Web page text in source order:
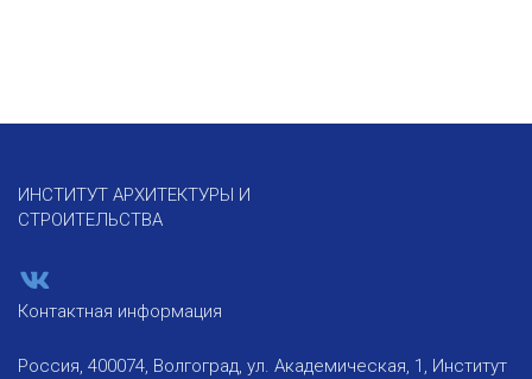
ИНСТИТУТ АРХИТЕКТУРЫ И
СТРОИТЕЛЬСТВА
Контактная информация
Россия, 400074, Волгоград, ул. Академическая, 1, Институт